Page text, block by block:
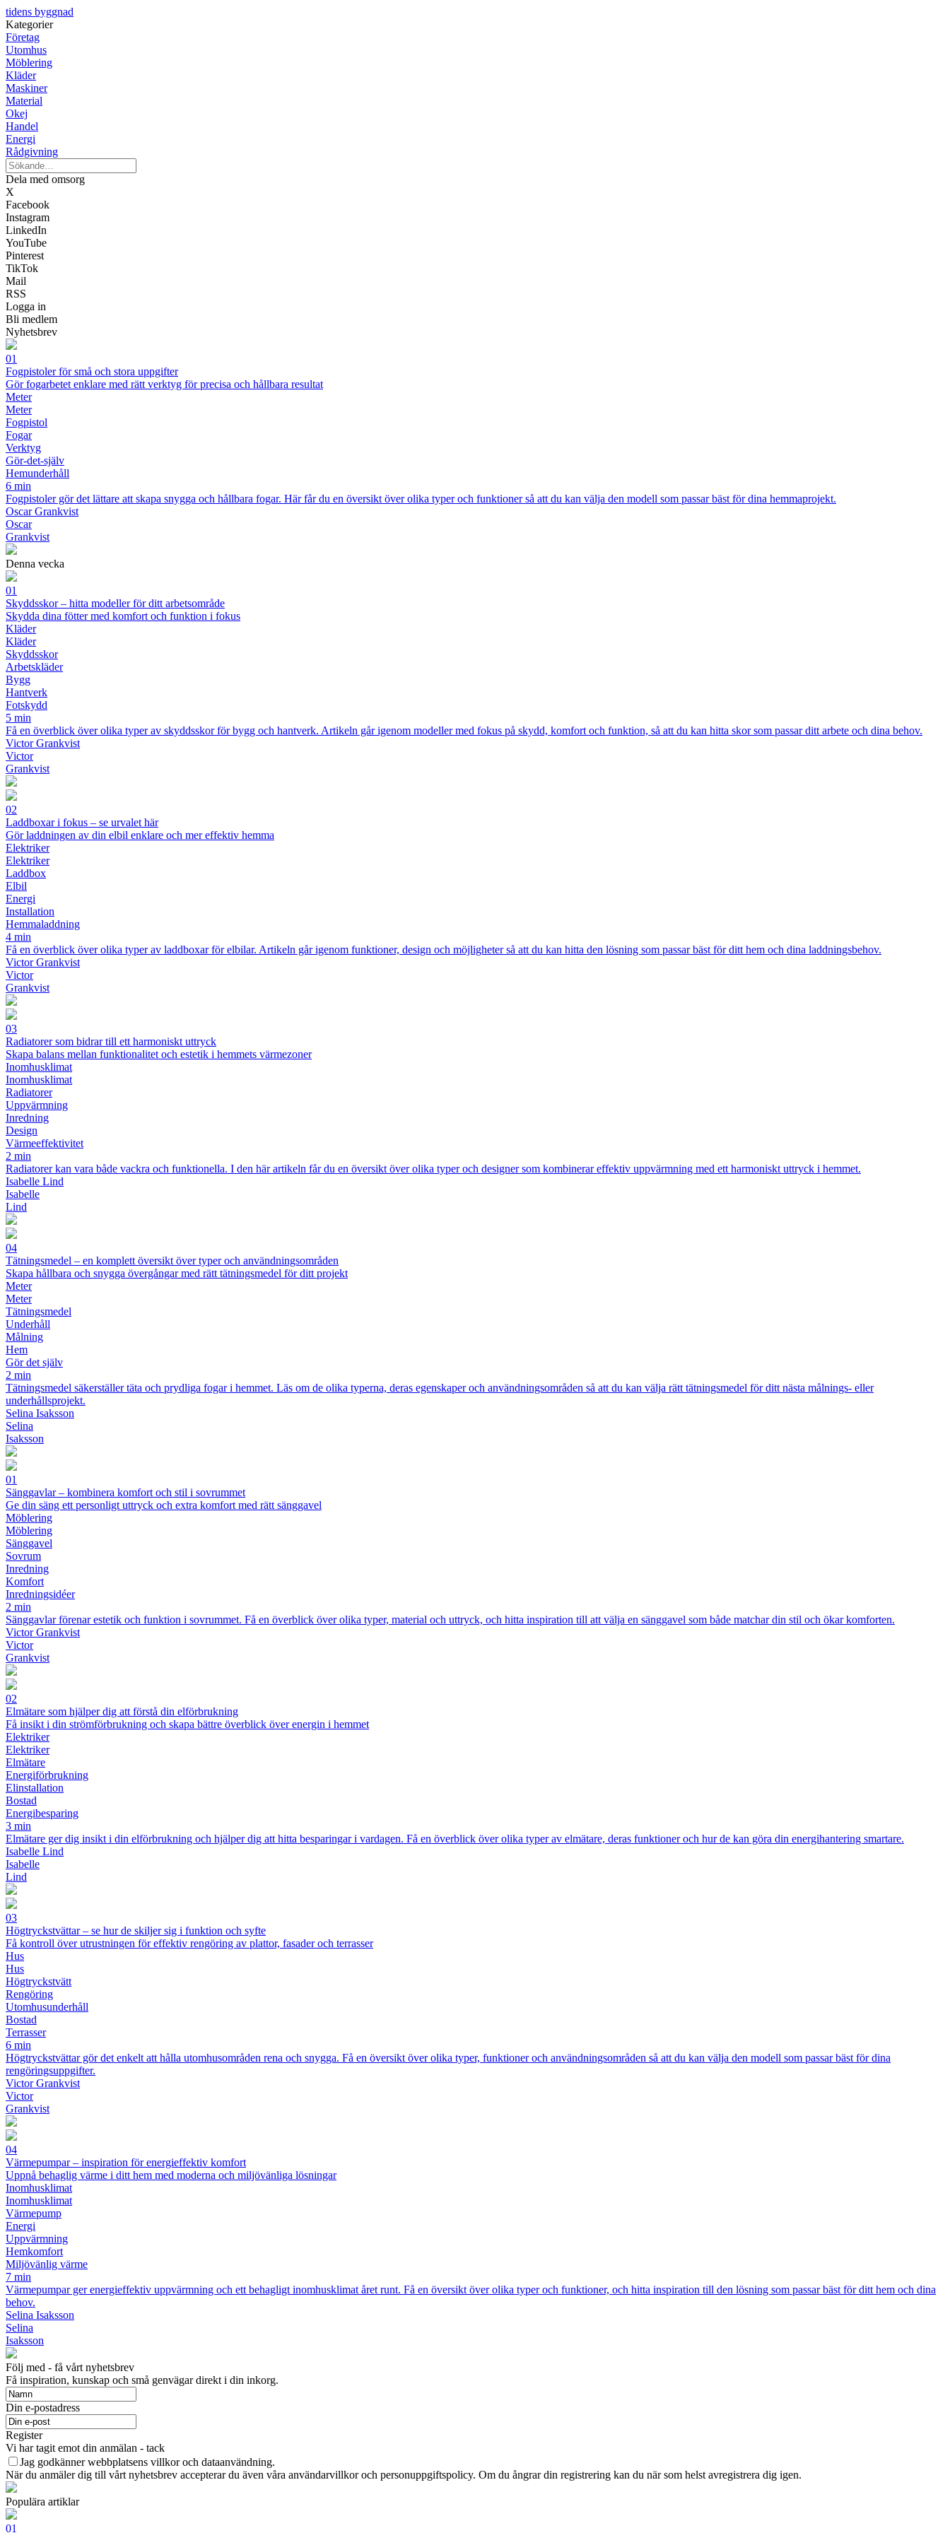
tidens byggnad
Kategorier
Företag
Utomhus
Möblering
Kläder
Maskiner
Material
Okej
Handel
Energi
Rådgivning
Dela med omsorg
X
Facebook
Instagram
LinkedIn
YouTube
Pinterest
TikTok
Mail
RSS
Logga in
Bli medlem
Nyhetsbrev
01
Fogpistoler för små och stora uppgifter
Gör fogarbetet enklare med rätt verktyg för precisa och hållbara resultat
Meter
Meter
Fogpistol
Fogar
Verktyg
Gör-det-själv
Hemunderhåll
6 min
Fogpistoler gör det lättare att skapa snygga och hållbara fogar. Här får du en översikt över olika typer och funktioner så att du kan välja den modell som passar bäst för dina hemmaprojekt.
Oscar Grankvist
Oscar
Grankvist
Denna vecka
01
Skyddsskor – hitta modeller för ditt arbetsområde
Skydda dina fötter med komfort och funktion i fokus
Kläder
Kläder
Skyddsskor
Arbetskläder
Bygg
Hantverk
Fotskydd
5 min
Få en överblick över olika typer av skyddsskor för bygg och hantverk. Artikeln går igenom modeller med fokus på skydd, komfort och funktion, så att du kan hitta skor som passar ditt arbete och dina behov.
Victor Grankvist
Victor
Grankvist
02
Laddboxar i fokus – se urvalet här
Gör laddningen av din elbil enklare och mer effektiv hemma
Elektriker
Elektriker
Laddbox
Elbil
Energi
Installation
Hemmaladdning
4 min
Få en överblick över olika typer av laddboxar för elbilar. Artikeln går igenom funktioner, design och möjligheter så att du kan hitta den lösning som passar bäst för ditt hem och dina laddningsbehov.
Victor Grankvist
Victor
Grankvist
03
Radiatorer som bidrar till ett harmoniskt uttryck
Skapa balans mellan funktionalitet och estetik i hemmets värmezoner
Inomhusklimat
Inomhusklimat
Radiatorer
Uppvärmning
Inredning
Design
Värmeeffektivitet
2 min
Radiatorer kan vara både vackra och funktionella. I den här artikeln får du en översikt över olika typer och designer som kombinerar effektiv uppvärmning med ett harmoniskt uttryck i hemmet.
Isabelle Lind
Isabelle
Lind
04
Tätningsmedel – en komplett översikt över typer och användningsområden
Skapa hållbara och snygga övergångar med rätt tätningsmedel för ditt projekt
Meter
Meter
Tätningsmedel
Underhåll
Målning
Hem
Gör det själv
2 min
Tätningsmedel säkerställer täta och prydliga fogar i hemmet. Läs om de olika typerna, deras egenskaper och användningsområden så att du kan välja rätt tätningsmedel för ditt nästa målnings- eller
underhållsprojekt.
Selina Isaksson
Selina
Isaksson
01
Sänggavlar – kombinera komfort och stil i sovrummet
Ge din säng ett personligt uttryck och extra komfort med rätt sänggavel
Möblering
Möblering
Sänggavel
Sovrum
Inredning
Komfort
Inredningsidéer
2 min
Sänggavlar förenar estetik och funktion i sovrummet. Få en överblick över olika typer, material och uttryck, och hitta inspiration till att välja en sänggavel som både matchar din stil och ökar komforten.
Victor Grankvist
Victor
Grankvist
02
Elmätare som hjälper dig att förstå din elförbrukning
Få insikt i din strömförbrukning och skapa bättre överblick över energin i hemmet
Elektriker
Elektriker
Elmätare
Energiförbrukning
Elinstallation
Bostad
Energibesparing
3 min
Elmätare ger dig insikt i din elförbrukning och hjälper dig att hitta besparingar i vardagen. Få en överblick över olika typer av elmätare, deras funktioner och hur de kan göra din energihantering smartare.
Isabelle Lind
Isabelle
Lind
03
Högtryckstvättar – se hur de skiljer sig i funktion och syfte
Få kontroll över utrustningen för effektiv rengöring av plattor, fasader och terrasser
Hus
Hus
Högtryckstvätt
Rengöring
Utomhusunderhåll
Bostad
Terrasser
6 min
Högtryckstvättar gör det enkelt att hålla utomhusområden rena och snygga. Få en översikt över olika typer, funktioner och användningsområden så att du kan välja den modell som passar bäst för dina
rengöringsuppgifter.
Victor Grankvist
Victor
Grankvist
04
Värmepumpar – inspiration för energieffektiv komfort
Uppnå behaglig värme i ditt hem med moderna och miljövänliga lösningar
Inomhusklimat
Inomhusklimat
Värmepump
Energi
Uppvärmning
Hemkomfort
Miljövänlig värme
7 min
Värmepumpar ger energieffektiv uppvärmning och ett behagligt inomhusklimat året runt. Få en översikt över olika typer och funktioner, och hitta inspiration till den lösning som passar bäst för ditt hem och dina
behov.
Selina Isaksson
Selina
Isaksson
Följ med - få vårt nyhetsbrev
Få inspiration, kunskap och små genvägar direkt i din inkorg.
Din e-postadress
Register
Vi har tagit emot din anmälan - tack
Jag godkänner webbplatsens villkor och dataanvändning.
När du anmäler dig till vårt nyhetsbrev accepterar du även våra användarvillkor och personuppgiftspolicy. Om du ångrar din registrering kan du när som helst avregistrera dig igen.
Populära artiklar
01